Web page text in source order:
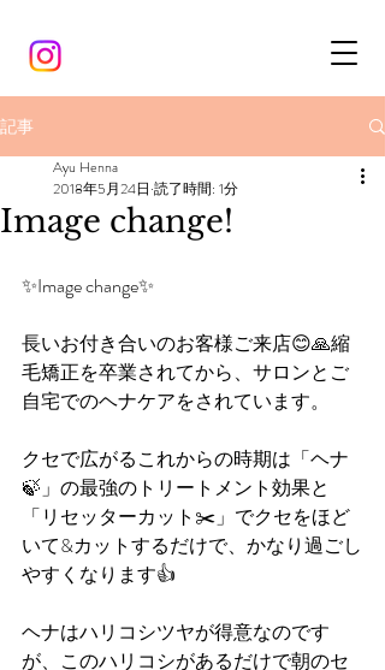
記事
Image change!
Ayu Henna
2018年5月24日 読了時間: 1分
✨Image change✨
長いお付き合いのお客様ご来店😊🙏縮
毛矯正を卒業されてから、サロンとご
自宅でのヘナケアをされています。
クセで広がるこれからの時期は「ヘナ
🍃」の最強のトリートメント効果と
「リセッターカット✂️」でクセをほど
いて&カットするだけで、かなり過ごし
やすくなります👍
ヘナはハリコシツヤが得意なのです
が、このハリコシがあるだけで朝のセ